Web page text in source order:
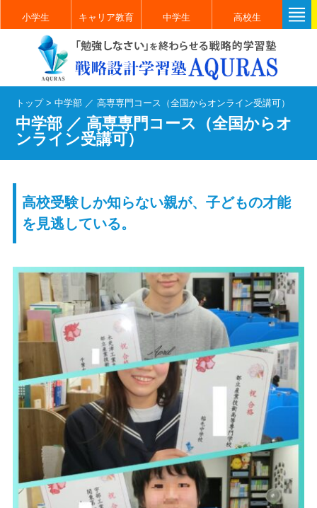
小学生 キャリア教育 中学生 高校生
トップ>中学部 ／ 高専専門コース（全国からオンライン受講可）
中学部 ／ 高専専門コース（全国からオ
ンライン受講可）
高校受験しか知らない親が、子どもの才能
を見逃している。